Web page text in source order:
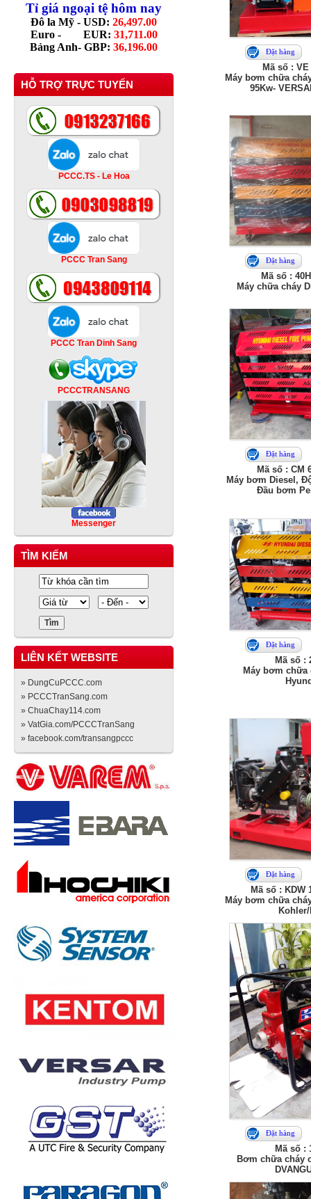
Tỉ giá ngoại tệ hôm nay
Đô la Mỹ - USD: 26,497.00
Euro - EUR: 31,711.00
Bảng Anh- GBP: 36,196.00
HỖ TRỢ TRỰC TUYẾN
PCCC.TS - Le Hoa
PCCC Tran Sang
PCCC Tran Dinh Sang
PCCCTRANSANG
Messenger
TÌM KIẾM
LIÊN KẾT WEBSITE
» DungCuPCCC.com
» PCCCTranSang.com
» ChuaChay114.com
» VatGia.com/PCCCTranSang
» facebook.com/transangpccc
Đặt hàng
Mã số : VE
Máy bơm chữa
95Kw-
Đặt hàng
Mã số :
Máy chữa cháy
Đặt hàng
Mã số : CM
Máy bơm Diesel,
Đầu bơm
Đặt hàng
Mã số :
Máy bơm chữa
Đặt hàng
Mã số : KDW
Máy bơm chữa
Đặt hàng
Mã số :
Bơm chữa cháy